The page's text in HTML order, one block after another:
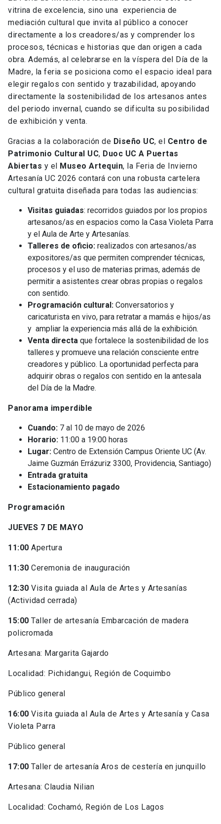
vitrina de excelencia, sino una experiencia de
mediación cultural que invita al público a conocer
directamente a los creadores/as y comprender los
procesos, técnicas e historias que dan origen a cada
obra. Además, al celebrarse en la víspera del Día de la
Madre, la feria se posiciona como el espacio ideal para
elegir regalos con sentido y trazabilidad, apoyando
directamente la sostenibilidad de los artesanos antes
del periodo invernal, cuando se dificulta su posibilidad
de exhibición y venta.
Gracias a la colaboración de Diseño UC, el Centro de
Patrimonio Cultural UC, Duoc UC A Puertas
Abiertas y el Museo Artequin, la Feria de Invierno
Artesanía UC 2026 contará con una robusta cartelera
cultural gratuita diseñada para todas las audiencias:
Visitas guiadas: recorridos guiados por los propios
artesanos/as en espacios como la Casa Violeta Parra
y el Aula de Arte y Artesanías.
Talleres de oficio: realizados con artesanos/as
expositores/as que permiten comprender técnicas,
procesos y el uso de materias primas, además de
permitir a asistentes crear obras propias o regalos
con sentido.
Programación cultural: Conversatorios y
caricaturista en vivo, para retratar a mamás e hijos/as
y ampliar la experiencia más allá de la exhibición.
Venta directa que fortalece la sostenibilidad de los
talleres y promueve una relación consciente entre
creadores y público. La oportunidad perfecta para
adquirir obras o regalos con sentido en la antesala
del Día de la Madre.
Panorama imperdible
Cuando: 7 al 10 de mayo de 2026
Horario: 11:00 a 19:00 horas
Lugar: Centro de Extensión Campus Oriente UC (Av.
Jaime Guzmán Errázuriz 3300, Providencia, Santiago)
Entrada gratuita
Estacionamiento pagado
Programación
JUEVES 7 DE MAYO
11:00 Apertura
11:30 Ceremonia de inauguración
12:30 Visita guiada al Aula de Artes y Artesanías
(Actividad cerrada)
15:00 Taller de artesanía Embarcación de madera
policromada
Artesana: Margarita Gajardo
Localidad: Pichidangui, Región de Coquimbo
Público general
16:00 Visita guiada al Aula de Artes y Artesanía y Casa
Violeta Parra
Público general
17:00 Taller de artesanía Aros de cestería en junquillo
Artesana: Claudia Nilian
Localidad: Cochamó, Región de Los Lagos